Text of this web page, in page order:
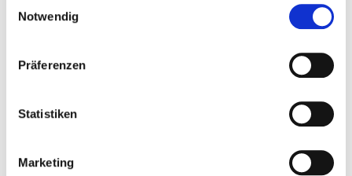
Notwendig
Präferenzen
Statistiken
Marketing